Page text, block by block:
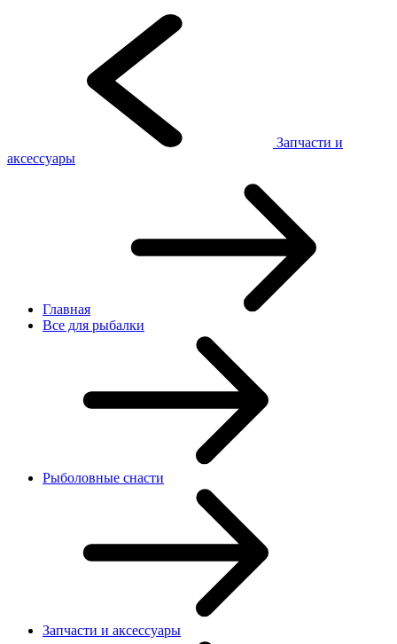
Запчасти и
аксессуары
Главная
Все для рыбалки
Рыболовные снасти
Запчасти и аксессуары